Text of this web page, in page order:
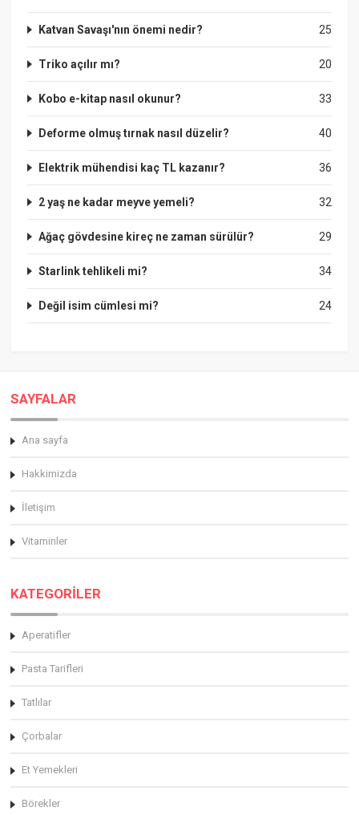
25
Katvan Savaşı'nın önemi nedir?
20
Triko açılır mı?
33
Kobo e-kitap nasıl okunur?
40
Deforme olmuş tırnak nasıl düzelir?
36
Elektrik mühendisi kaç TL kazanır?
32
2 yaş ne kadar meyve yemeli?
29
Ağaç gövdesine kireç ne zaman sürülür?
34
Starlink tehlikeli mi?
24
Değil isim cümlesi mi?
SAYFALAR
Ana sayfa
Hakkimizda
İletişim
Vitaminler
KATEGORİLER
Aperatifler
Pasta Tarifleri
Tatlılar
Çorbalar
Et Yemekleri
Börekler